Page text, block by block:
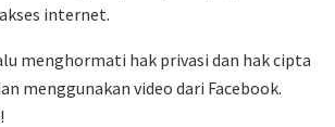
internet.
menghormati hak privasi dan hak cipta
menggunakan video dari Facebook.